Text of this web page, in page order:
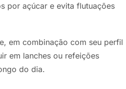
por açúcar e evita flutuações
em combinação com seu perfil
em lanches ou refeições
do dia.